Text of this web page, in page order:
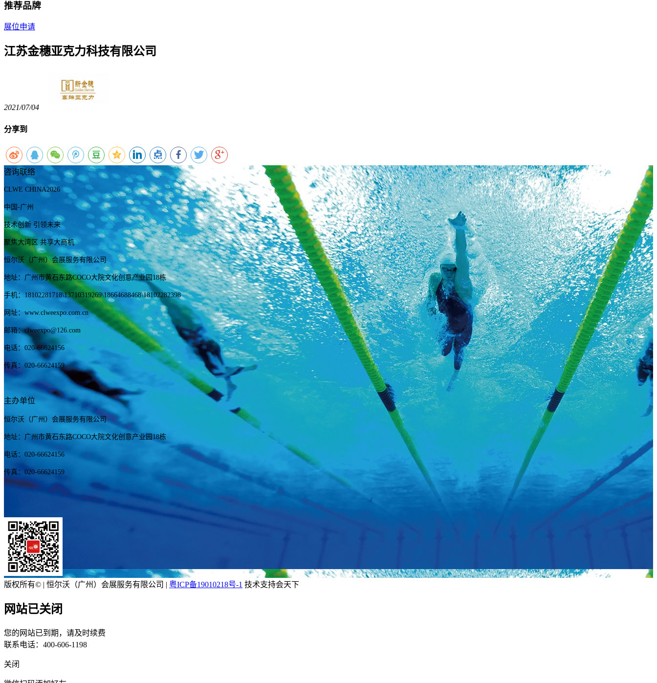
推荐品牌
展位申请
江苏金穗亚克力科技有限公司
2021/07/04
分享到
咨询联络
CLWE CHINA2026
中国-广州
技术创新 引领未来
聚焦大湾区 共享大商机
恒尔沃（广州）会展服务有限公司
地址：广州市黄石东路COCO大院文化创意产业园18栋
手机： 18102281718\13710319269\18664688468\18102282398
网址：www.clweexpo.com.cn
邮箱：clweexpo@126.com
电话：020-66624156
传真：020-66624159
主办单位
恒尔沃（广州）会展服务有限公司
地址：广州市黄石东路COCO大院文化创意产业园18栋
电话：020-66624156
传真：020-66624159
版权所有© | 恒尔沃（广州）会展服务有限公司 | 粤ICP备19010218号-1 技术支持会天下
网站已关闭
您的网站已到期，请及时续费
联系电话：400-606-1198
关闭